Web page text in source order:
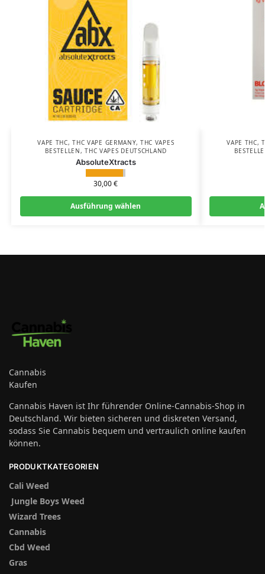
VAPE THC,THC VAPE GERMANY, THC VAPES
BESTELLEN,THC VAPES DEUTSCHLAND
AbsoluteXtracts
30,00€
Ausführung wählen
VAPE THC,
Cannabis
Kaufen
Cannabis Haven ist Ihr führender Online-Cannabis-Shop in
Deutschland. Wir bieten sicheren und diskreten Versand,
sodass Sie Cannabis bequem und vertraulich online kaufen
können.
PRODUKTKATEGORIEN
Cali Weed
Jungle Boys Weed
Wizard Trees
Cannabis
Cbd Weed
Gras